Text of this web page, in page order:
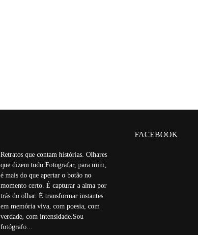
Retratos que contam histórias. Olhares
que dizem tudo.Fotografar, para mim,
é mais do que apertar o botão no
momento certo. É capturar a alma por
trás do olhar. É transformar instantes
em memória viva, com poesia, com
verdade, com intensidade.Sou
fotógrafo...
FACEBOOK